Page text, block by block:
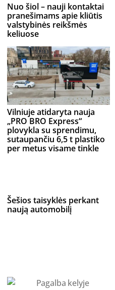
Nuo šiol – nauji kontaktai
pranešimams apie kliūtis
valstybinės reikšmės
keliuose
Vilniuje atidaryta nauja
„PRO BRO Express“
plovykla su sprendimu,
sutaupančiu 6,5 t plastiko
per metus visame tinkle
Šešios taisyklės perkant
naują automobilį